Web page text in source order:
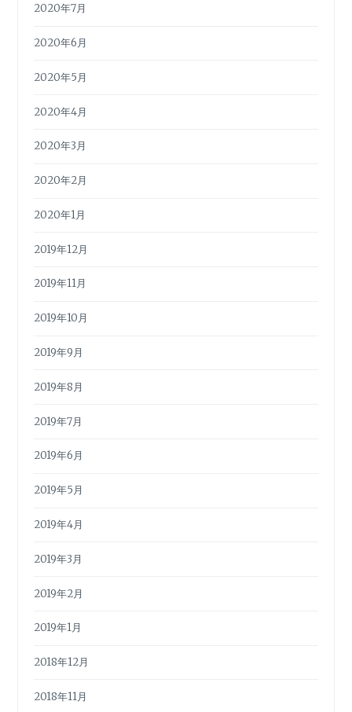
2020年7月
2020年6月
2020年5月
2020年4月
2020年3月
2020年2月
2020年1月
2019年12月
2019年11月
2019年10月
2019年9月
2019年8月
2019年7月
2019年6月
2019年5月
2019年4月
2019年3月
2019年2月
2019年1月
2018年12月
2018年11月